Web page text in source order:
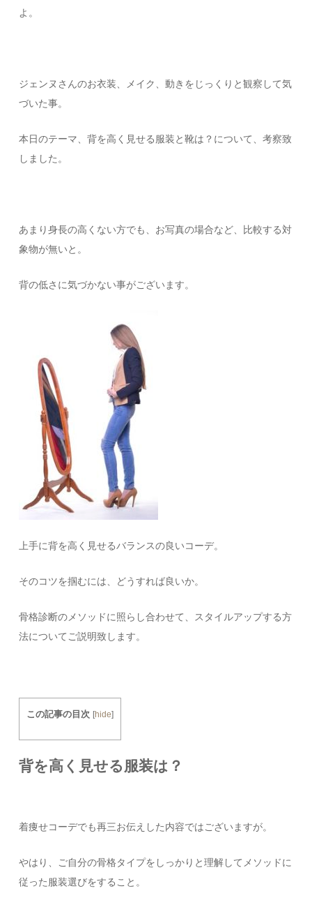
よ。
ジェンヌさんのお衣装、メイク、動きをじっくりと観察して気
づいた事。
本日のテーマ、背を高く見せる服装と靴は？について、考察致
しました。
あまり身長の高くない方でも、お写真の場合など、比較する対
象物が無いと。
背の低さに気づかない事がございます。
上手に背を高く見せるバランスの良いコーデ。
そのコツを掴むには、どうすれば良いか。
骨格診断のメソッドに照らし合わせて、スタイルアップする方
法についてご説明致します。
この記事の目次 [hide]
背を高く見せる服装は？
着痩せコーデでも再三お伝えした内容ではございますが。
やはり、ご自分の骨格タイプをしっかりと理解してメソッドに
従った服装選びをすること。